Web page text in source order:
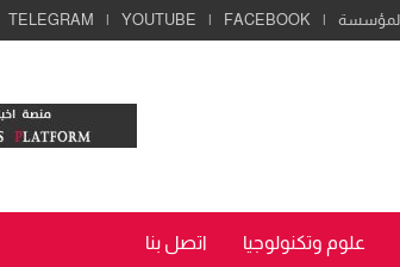
FACEBOOK
YOUTUBE
TELEGRAM
علوم وتكنولوجيا اتصل بنا